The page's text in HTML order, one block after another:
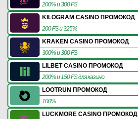
200% и 300 FS
KILOGRAM CASINO ПРОМОКОД
200 FS и 325%
KRAKEN CASINO ПРОМОКОД
300% и 300 FS
LILBET CASINO ПРОМОКОД
200% и 150 FS для казино
LOOTRUN ПРОМОКОД
100%
LUCKMORE CASINO ПРОМОКОД